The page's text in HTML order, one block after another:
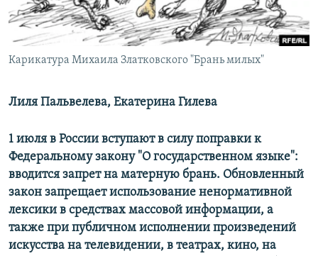
ПОБЕДИТЕЛЕЙ НЕ СУДЯТ?
КРЫМ.НЕПОКОРЕННЫЙ
ELIFBE
ПРИСОЕДИНЯЙТЕСЬ!
Все сайты RFE/RL
Карикатура Михаила Златковского "Брань милых"
Лиля Пальвелева, Екатерина Гилева
1 июля в России вступают в силу поправки к
Федеральному закону "О государственном языке":
вводится запрет на матерную брань. Обновленный
закон запрещает использование ненормативной
лексики в средствах массовой информации, а
также при публичном исполнении произведений
искусства на телевидении, в театрах, кино, на